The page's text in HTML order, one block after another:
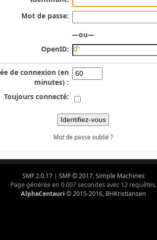
Mot de passe:
—ou—
OpenID:
de connexion (en
minutes) :
Toujours connecté:
Mot de passe oublié ?
SMF 2.0.17| SMF © 2017,Simple Machines
Page générée en 0.007 secondes avec 12 requêtes.
AlphaCentauri © 2015-2016, BHKristiansen